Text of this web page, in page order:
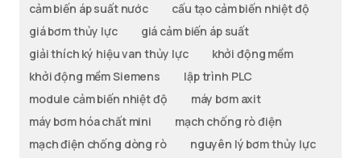
cảm biến áp suất nước
cấu tạo cảm biến nhiệt độ
giá bơm thủy lực
giá cảm biến áp suất
giải thích ký hiệu van thủy lực
khởi động mềm
khởi động mềm Siemens
lập trình PLC
module cảm biến nhiệt độ
máy bơm axit
máy bơm hóa chất mini
mạch chống rò điện
mạch điện chống dòng rò
nguyên lý bơm thủy lực